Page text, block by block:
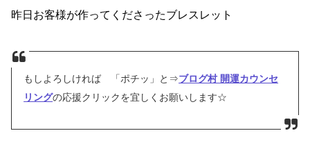
昨日お客様が作ってくださったブレスレット
もしよろしければ 「ポチッ」と⇒ブログ村 開運カウンセ
リングの応援クリックを宜しくお願いします☆